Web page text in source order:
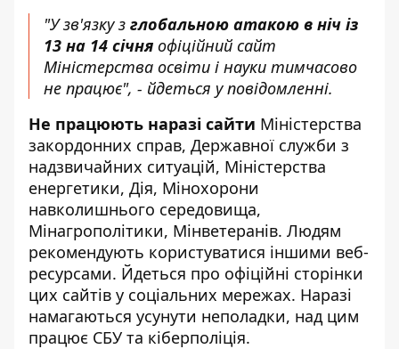
"У зв'язку з глобальною атакою в ніч із
13 на 14 січня офіційний сайт
Міністерства освіти і науки тимчасово
не працює", - йдеться у повідомленні.
Не працюють наразі сайти Міністерства
закордонних справ, Державної служби з
надзвичайних ситуацій, Міністерства
енергетики, Дія, Мінохорони
навколишнього середовища,
Мінагрополітики, Мінветеранів. Людям
рекомендують користуватися іншими веб-
ресурсами. Йдеться про офіційні сторінки
цих сайтів у соціальних мережах. Наразі
намагаються усунути неполадки, над цим
працює СБУ та кіберполіція.